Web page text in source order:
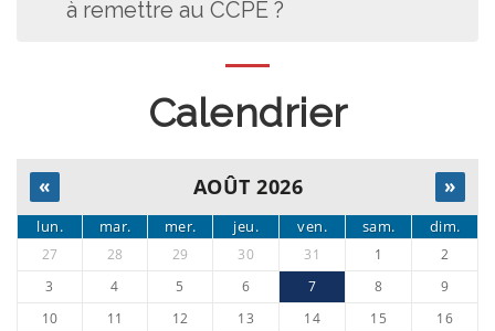
à remettre au CCPÉ ?
Calendrier
« AOÛT 2026 »
lun. mar. mer. jeu. ven. sam. dim.
27 28 29 30 31 1
2
3
4 5 6 7 8
9
10
11 12 13 14 15
16